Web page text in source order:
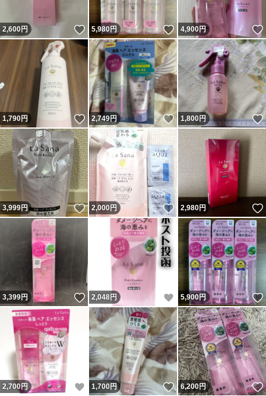
2,600円 いいね！
5,980円 いいね！
4,900円
1,790円 いいね！
2,749円 いいね！
1,800円
3,999円 いいね！
2,000円 いいね！
2,980円
3,399円 いいね！
2,048円 いいね！
5,900円
2,700円 いいね！
1,700円 いいね！
6,200円